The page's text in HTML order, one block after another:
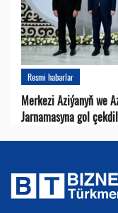
Resmi habarlar
Merkezi Aziýanyň we
Jarnamasyna gol